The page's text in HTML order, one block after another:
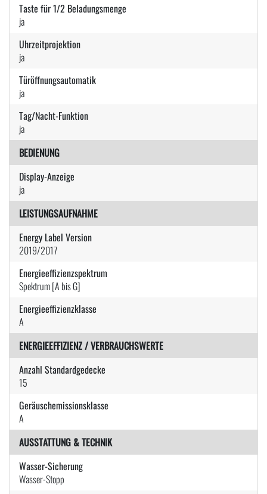
Taste für 1/2 Beladungsmenge
ja
Uhrzeitprojektion
ja
Türöffnungsautomatik
ja
Tag/Nacht-Funktion
ja
BEDIENUNG
Display-Anzeige
ja
LEISTUNGSAUFNAHME
Energy Label Version
2019/2017
Energieeffizienzspektrum
Spektrum [A bis G]
Energieeffizienzklasse
A
ENERGIEEFFIZIENZ / VERBRAUCHSWERTE
Anzahl Standardgedecke
15
Geräuschemissionsklasse
A
AUSSTATTUNG & TECHNIK
Wasser-Sicherung
Wasser-Stopp